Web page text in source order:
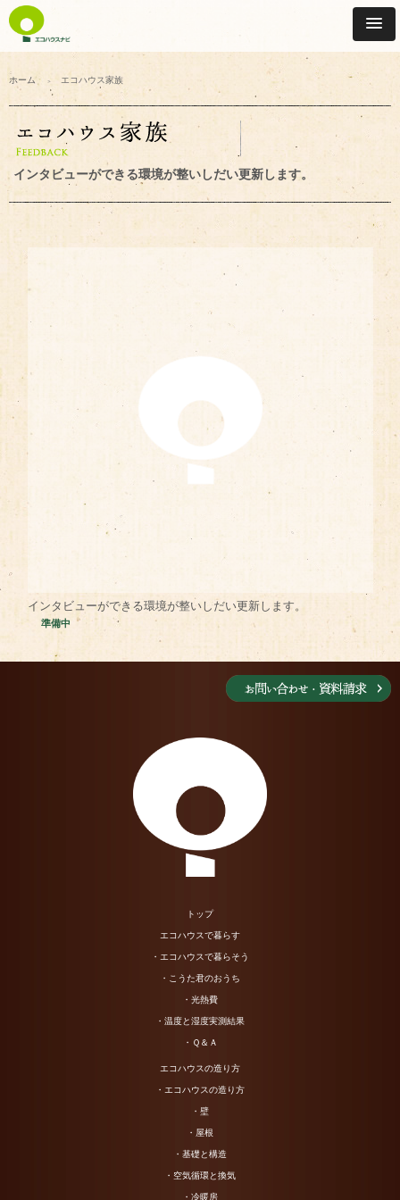
ホーム エコハウス家族
インタビューができる環境が整いしだい更新します。
インタビューができる環境が整いしだい更新します。
準備中
トップ
エコハウスで暮らす
・エコハウスで暮らそう
・こうた君のおうち
・光熱費
・温度と湿度実測結果
・Ｑ＆Ａ
エコハウスの造り方
・エコハウスの造り方
・壁
・屋根
・基礎と構造
・空気循環と換気
・冷暖房